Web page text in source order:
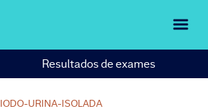
Resultados de exames
IODO-URINA-ISOLADA